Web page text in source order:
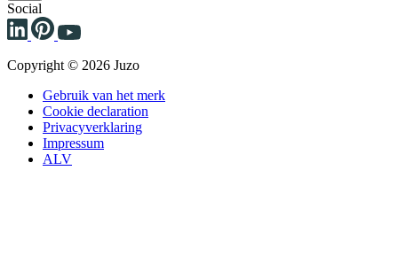
Social
Copyright © 2026 Juzo
Gebruik van het merk
Cookie declaration
Privacyverklaring
Impressum
ALV